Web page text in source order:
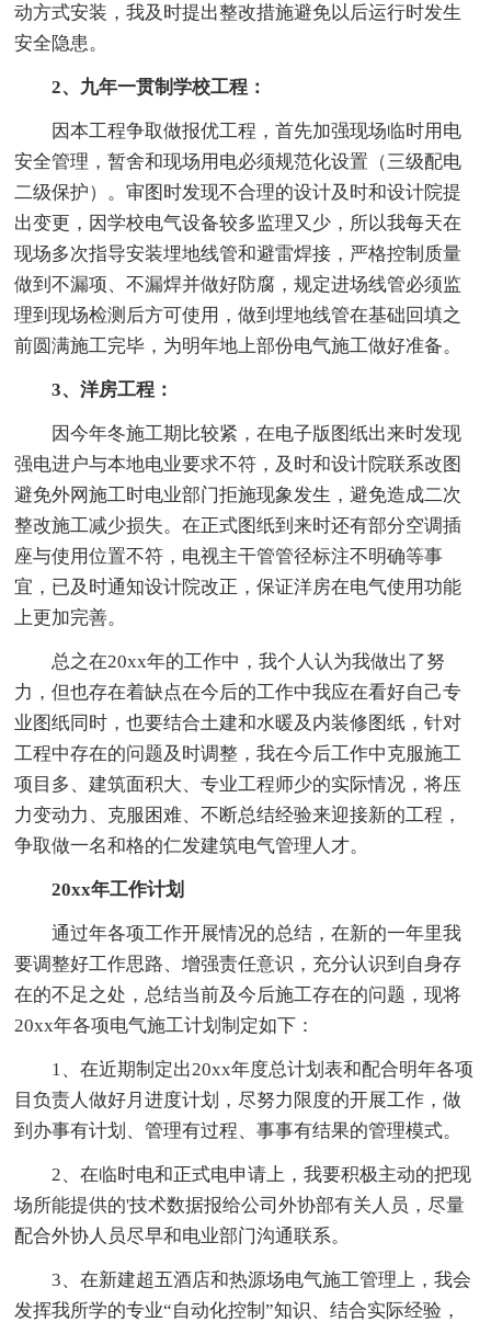
动方式安装，我及时提出整改措施避免以后运行时发生
安全隐患。
2、九年一贯制学校工程：
因本工程争取做报优工程，首先加强现场临时用电
安全管理，暂舍和现场用电必须规范化设置（三级配电
二级保护）。审图时发现不合理的设计及时和设计院提
出变更，因学校电气设备较多监理又少，所以我每天在
现场多次指导安装埋地线管和避雷焊接，严格控制质量
做到不漏项、不漏焊并做好防腐，规定进场线管必须监
理到现场检测后方可使用，做到埋地线管在基础回填之
前圆满施工完毕，为明年地上部份电气施工做好准备。
3、洋房工程：
因今年冬施工期比较紧，在电子版图纸出来时发现
强电进户与本地电业要求不符，及时和设计院联系改图
避免外网施工时电业部门拒施现象发生，避免造成二次
整改施工减少损失。在正式图纸到来时还有部分空调插
座与使用位置不符，电视主干管管径标注不明确等事
宜，已及时通知设计院改正，保证洋房在电气使用功能
上更加完善。
总之在20xx年的工作中，我个人认为我做出了努
力，但也存在着缺点在今后的工作中我应在看好自己专
业图纸同时，也要结合土建和水暖及内装修图纸，针对
工程中存在的问题及时调整，我在今后工作中克服施工
项目多、建筑面积大、专业工程师少的实际情况，将压
力变动力、克服困难、不断总结经验来迎接新的工程，
争取做一名和格的仁发建筑电气管理人才。
20xx年工作计划
通过年各项工作开展情况的总结，在新的一年里我
要调整好工作思路、增强责任意识，充分认识到自身存
在的不足之处，总结当前及今后施工存在的问题，现将
20xx年各项电气施工计划制定如下：
1、在近期制定出20xx年度总计划表和配合明年各项
目负责人做好月进度计划，尽努力限度的开展工作，做
到办事有计划、管理有过程、事事有结果的管理模式。
2、在临时电和正式电申请上，我要积极主动的把现
场所能提供的'技术数据报给公司外协部有关人员，尽量
配合外协人员尽早和电业部门沟通联系。
3、在新建超五酒店和热源场电气施工管理上，我会
发挥我所学的专业“自动化控制”知识、结合实际经验，